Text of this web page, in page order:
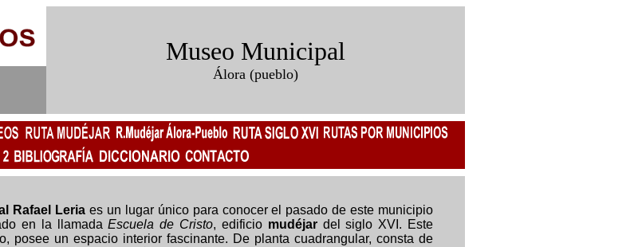
Museo Municipal
Álora (pueblo)
Rafael Leriaes un lugar único para conocer el pasado de este municipio
en la llamadaEscuela de Cristo, edificiomudéjardel siglo XVI. Este
posee un espacio interior fascinante. De planta cuadrangular, consta de